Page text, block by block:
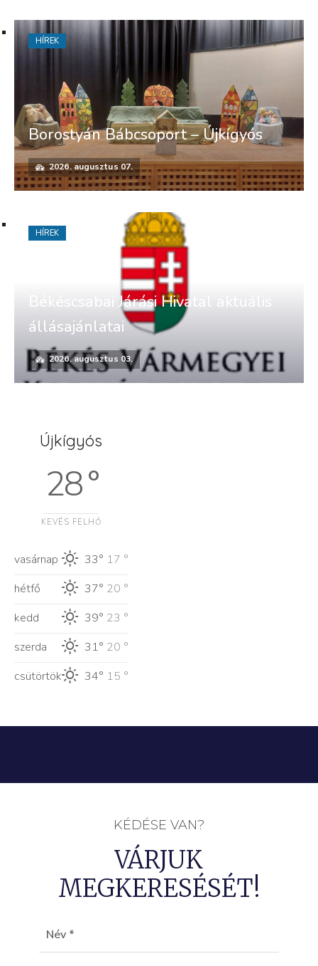
Borostyán Bábcsoport – Újkígyós
2026. augusztus 07.
HÍREK
Békéscsabai Járási Hivatal aktuális
állásajánlatai
2026. augusztus 03.
HÍREK
Újkígyós
28 °
KEVÉS FELHŐ
vasárnap 33° 17 °
hétfő
37° 20 °
kedd
39° 23 °
szerda
31° 20 °
csütörtök
34° 15 °
KÉDÉSE VAN?
VÁRJUK
MEGKERESÉSÉT!